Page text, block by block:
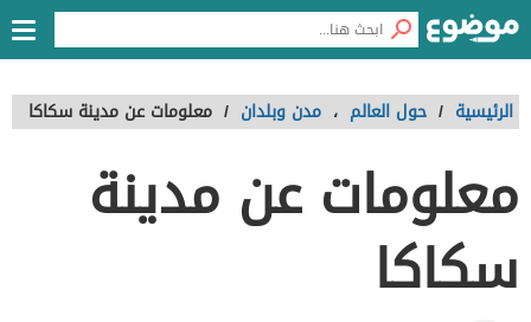
الرئيسية / حول العالم ، مدن وبلدان / معلومات عن مدينة سكاكا
معلومات عن مدينة
سكاكا